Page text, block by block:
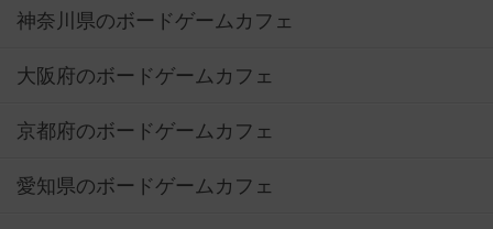
神奈川県のボードゲームカフェ
大阪府のボードゲームカフェ
京都府のボードゲームカフェ
愛知県のボードゲームカフェ